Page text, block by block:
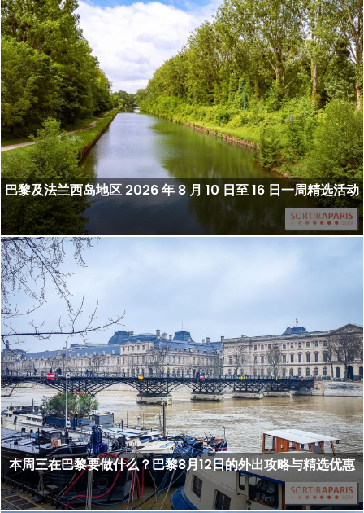
巴黎及法兰西岛地区 2026 年 8 月 10 日至 16 日一周精选活动
本周三在巴黎要做什么？巴黎8月12日的外出攻略与精选优惠